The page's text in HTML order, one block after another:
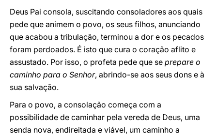
Deus Pai consola, suscitando consoladores aos quais
pede que animem o povo, os seus filhos, anunciando
que acabou a tribulação, terminou a dor e os pecados
foram perdoados. É isto que cura o coração aflito e
assustado. Por isso, o profeta pede que se prepare o
caminho para o Senhor, abrindo-se aos seus dons e à
sua salvação.
Para o povo, a consolação começa com a
possibilidade de caminhar pela vereda de Deus, uma
senda nova, endireitada e viável, um caminho a